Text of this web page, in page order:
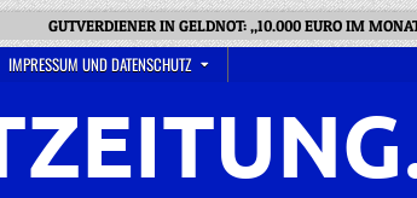
GUTVERDIENER IN GELDNOT: „10.000 EURO IM
IMPRESSUM UND DATENSCHUTZ